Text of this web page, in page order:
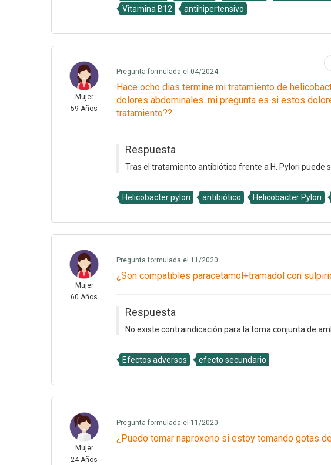
Vitamina B12
antihipertensivo
Mujer
59 Años
Pregunta formulada el 04/2024
Hace ocho dias termine mi tratamiento de
dolores abdominales. mi pregunta es si estos
tratamiento??
Respuesta
Tras el tratamiento antibiótico frente a H. Pylori puede
Helicobacter pylori antibiótico Helicobacter Pylori
Mujer
60 Años
Pregunta formulada el 11/2020
¿Son compatibles paracetamol+tramadol con
Respuesta
No existe contraindicación para la toma conjunta de
Efectos adversos efecto secundario
Mujer
24 Años
Pregunta formulada el 11/2020
¿Puedo tomar naproxeno si estoy tomando gotas